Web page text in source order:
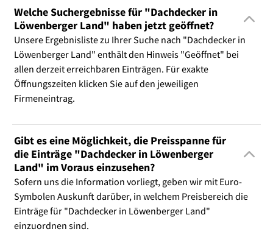
Welche Suchergebnisse für "Dachdecker in
Löwenberger Land" haben jetzt geöffnet?
Unsere Ergebnisliste zu Ihrer Suche nach "Dachdecker in
Löwenberger Land" enthält den Hinweis "Geöffnet" bei
allen derzeit erreichbaren Einträgen. Für exakte
Öffnungszeiten klicken Sie auf den jeweiligen
Firmeneintrag.
Gibt es eine Möglichkeit, die Preisspanne für
die Einträge "Dachdecker in Löwenberger
Land" im Voraus einzusehen?
Sofern uns die Information vorliegt, geben wir mit Euro-
Symbolen Auskunft darüber, in welchem Preisbereich die
Einträge für "Dachdecker in Löwenberger Land"
einzuordnen sind.